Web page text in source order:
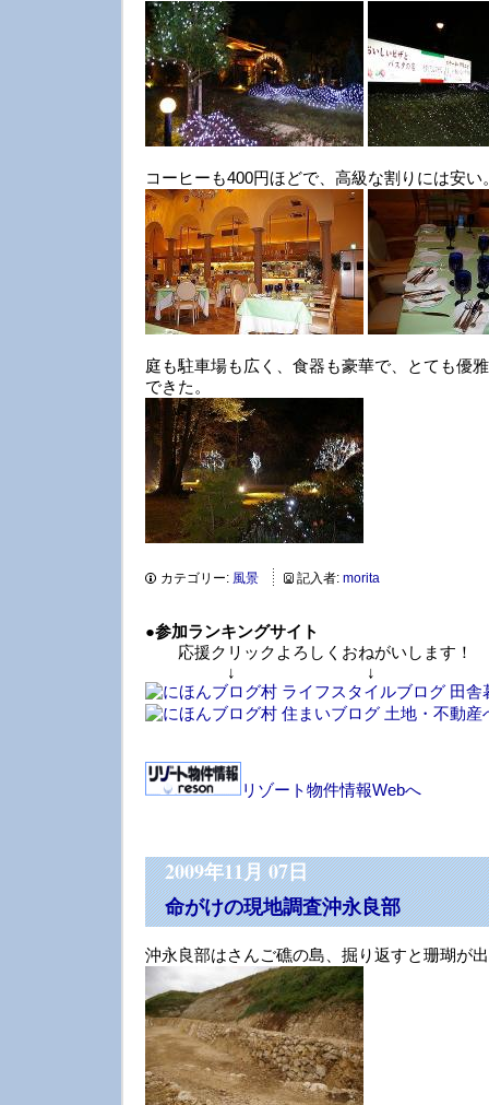
コーヒーも400円ほどで、高級な割りには安い
庭も駐車場も広く、食器も豪華で、とても優
できた。
カテゴリー: 風景 記入者: morita
●参加ランキングサイト
応援クリックよろしくおねがいします！
↓ ↓
リゾート物件情報Webへ
2009年11月 07日
命がけの現地調査沖永良部
沖永良部はさんご礁の島、掘り返すと珊瑚が